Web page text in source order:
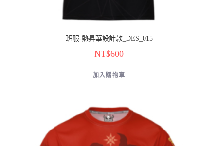
班服-熱昇華設計款_DES_015
NT$600
加入購物車